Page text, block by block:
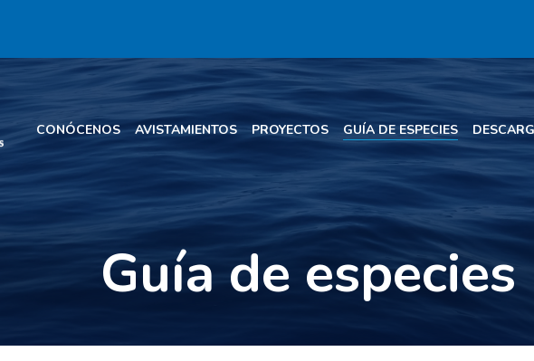
CONÓCENOS AVISTAMIENTOS PROYECTOS GUÍA DE ESPECIES
Guía de especies